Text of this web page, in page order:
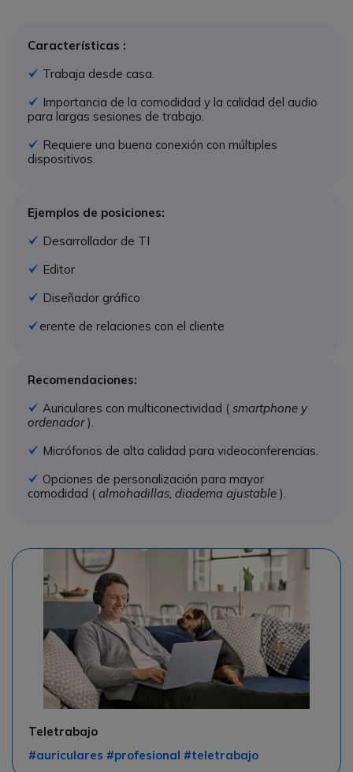
Características :
Icono
Trabaja desde casa.
Icono
Importancia de la comodidad y la calidad del audio
para largas sesiones de trabajo.
Icono
Requiere una buena conexión con múltiples
dispositivos.
Ejemplos de posiciones:
Icono
Desarrollador de TI
Icono
Editor
Icono
Diseñador gráfico
Icono G
erente de relaciones con el cliente
Recomendaciones:
Icono
Auriculares con multiconectividad ( smartphone y
ordenador).
Icono
Micrófonos de alta calidad para videoconferencias.
Icono
Opciones de personalización para mayor
comodidad ( almohadillas, diadema ajustable ).
Teletrabajo
#auriculares #profesional #teletrabajo